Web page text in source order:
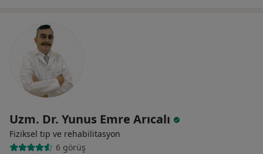
Uzm. Dr. Yunus Emre Arıcalı
Fiziksel tıp ve rehabilitasyon
6 görüş